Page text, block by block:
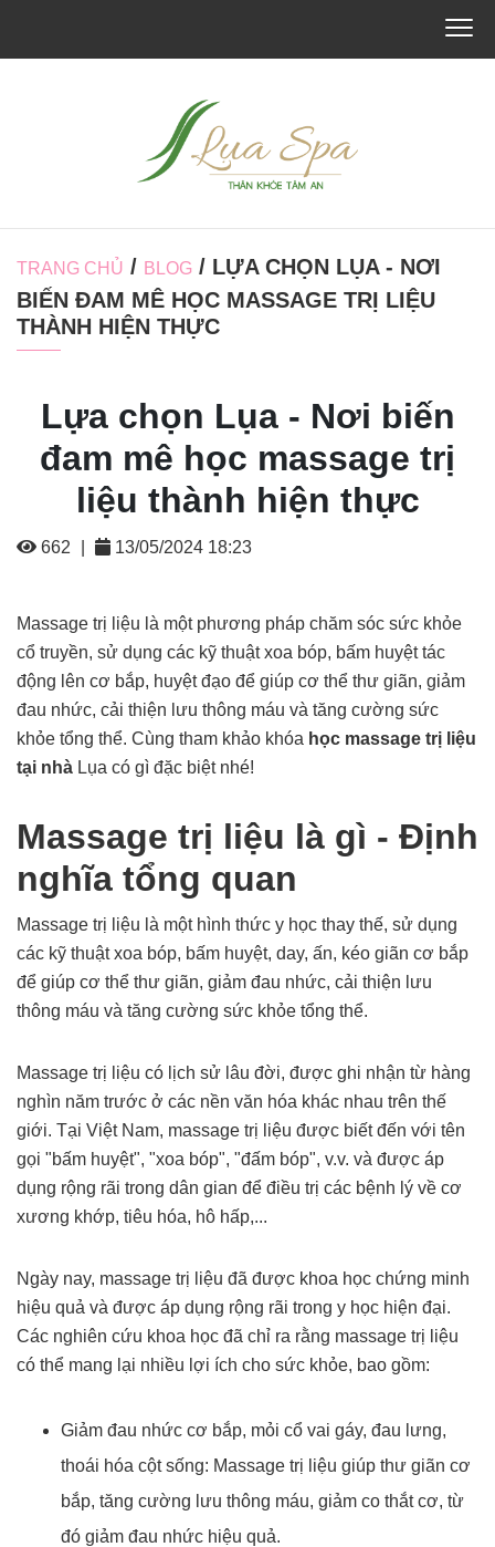
TRANG CHỦ / BLOG / LỰA CHỌN LỤA - NƠI
BIẾN ĐAM MÊ HỌC MASSAGE TRỊ LIỆU
THÀNH HIỆN THỰC
Lựa chọn Lụa - Nơi biến
đam mê học massage trị
liệu thành hiện thực
662 13/05/2024 18:23
Massage trị liệu là một phương pháp chăm sóc sức khỏe
cổ truyền, sử dụng các kỹ thuật xoa bóp, bấm huyệt tác
động lên cơ bắp, huyệt đạo để giúp cơ thể thư giãn, giảm
đau nhức, cải thiện lưu thông máu và tăng cường sức
khỏe tổng thể. Cùng tham khảo khóa học massage trị liệu
tại nhà Lụa có gì đặc biệt nhé!
Massage trị liệu là gì - Định
nghĩa tổng quan
Massage trị liệu là một hình thức y học thay thế, sử dụng
các kỹ thuật xoa bóp, bấm huyệt, day, ấn, kéo giãn cơ bắp
để giúp cơ thể thư giãn, giảm đau nhức, cải thiện lưu
thông máu và tăng cường sức khỏe tổng thể.
Massage trị liệu có lịch sử lâu đời, được ghi nhận từ hàng
nghìn năm trước ở các nền văn hóa khác nhau trên thế
giới. Tại Việt Nam, massage trị liệu được biết đến với tên
gọi "bấm huyệt", "xoa bóp", "đấm bóp", v.v. và được áp
dụng rộng rãi trong dân gian để điều trị các bệnh lý về cơ
xương khớp, tiêu hóa, hô hấp,...
Ngày nay, massage trị liệu đã được khoa học chứng minh
hiệu quả và được áp dụng rộng rãi trong y học hiện đại.
Các nghiên cứu khoa học đã chỉ ra rằng massage trị liệu
có thể mang lại nhiều lợi ích cho sức khỏe, bao gồm:
Giảm đau nhức cơ bắp, mỏi cổ vai gáy, đau lưng,
thoái hóa cột sống: Massage trị liệu giúp thư giãn cơ
bắp, tăng cường lưu thông máu, giảm co thắt cơ, từ
đó giảm đau nhức hiệu quả.